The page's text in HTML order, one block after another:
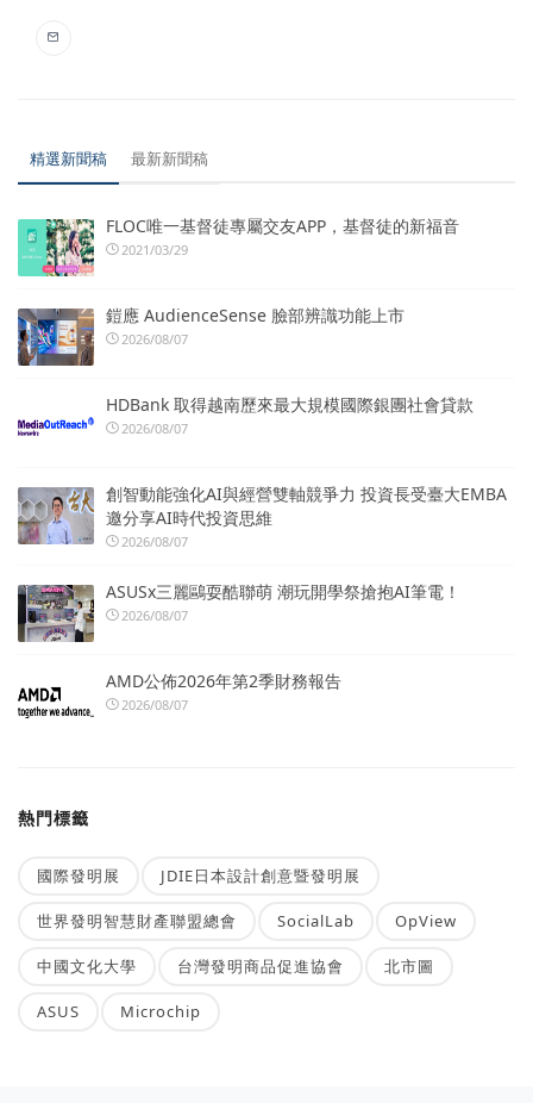
精選新聞稿 最新新聞稿
FLOC唯一基督徒專屬交友APP，基督徒的新福音
2021/03/29
鎧應 AudienceSense 臉部辨識功能上市
2026/08/07
HDBank 取得越南歷來最大規模國際銀團社會貸款
2026/08/07
創智動能強化AI與經營雙軸競爭力 投資長受臺大EMBA
邀分享AI時代投資思維
2026/08/07
ASUSx三麗鷗耍酷聯萌 潮玩開學祭搶抱AI筆電！
2026/08/07
AMD公佈2026年第2季財務報告
2026/08/07
熱門標籤
國際發明展 JDIE日本設計創意暨發明展
世界發明智慧財產聯盟總會 SocialLab OpView
中國文化大學 台灣發明商品促進協會 北市圖
ASUS Microchip